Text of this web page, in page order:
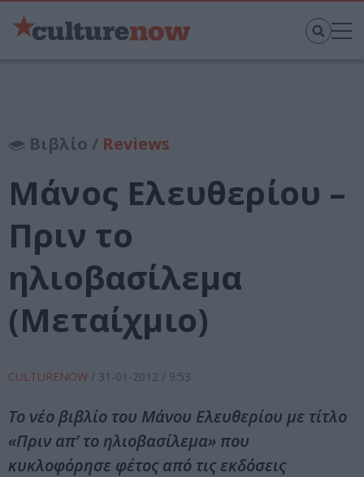
Βιβλίο / Reviews
Μάνος Ελευθερίου –
Πριν το
ηλιοβασίλεμα
(Μεταίχμιο)
CULTURENOW / 31-01-2012 / 9:53
Tο νέο βιβλίο του Μάνου Ελευθερίου με τίτλο
«Πριν απʼ το ηλιοβασίλεμα» που
κυκλοφόρησε φέτος από τις εκδόσεις